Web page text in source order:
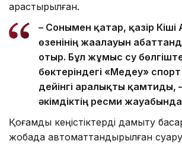
қарастырылған.
– Сонымен қатар, қазір
өзенінің жағалауын
отыр. Бұл жұмыс су
бөктеріндегі «Медеу»
дейінгі аралықты қамтиды,
әкімдіктің ресми
Қоғамдық кеңістіктерді дамыту
жобада автоматтандырылған